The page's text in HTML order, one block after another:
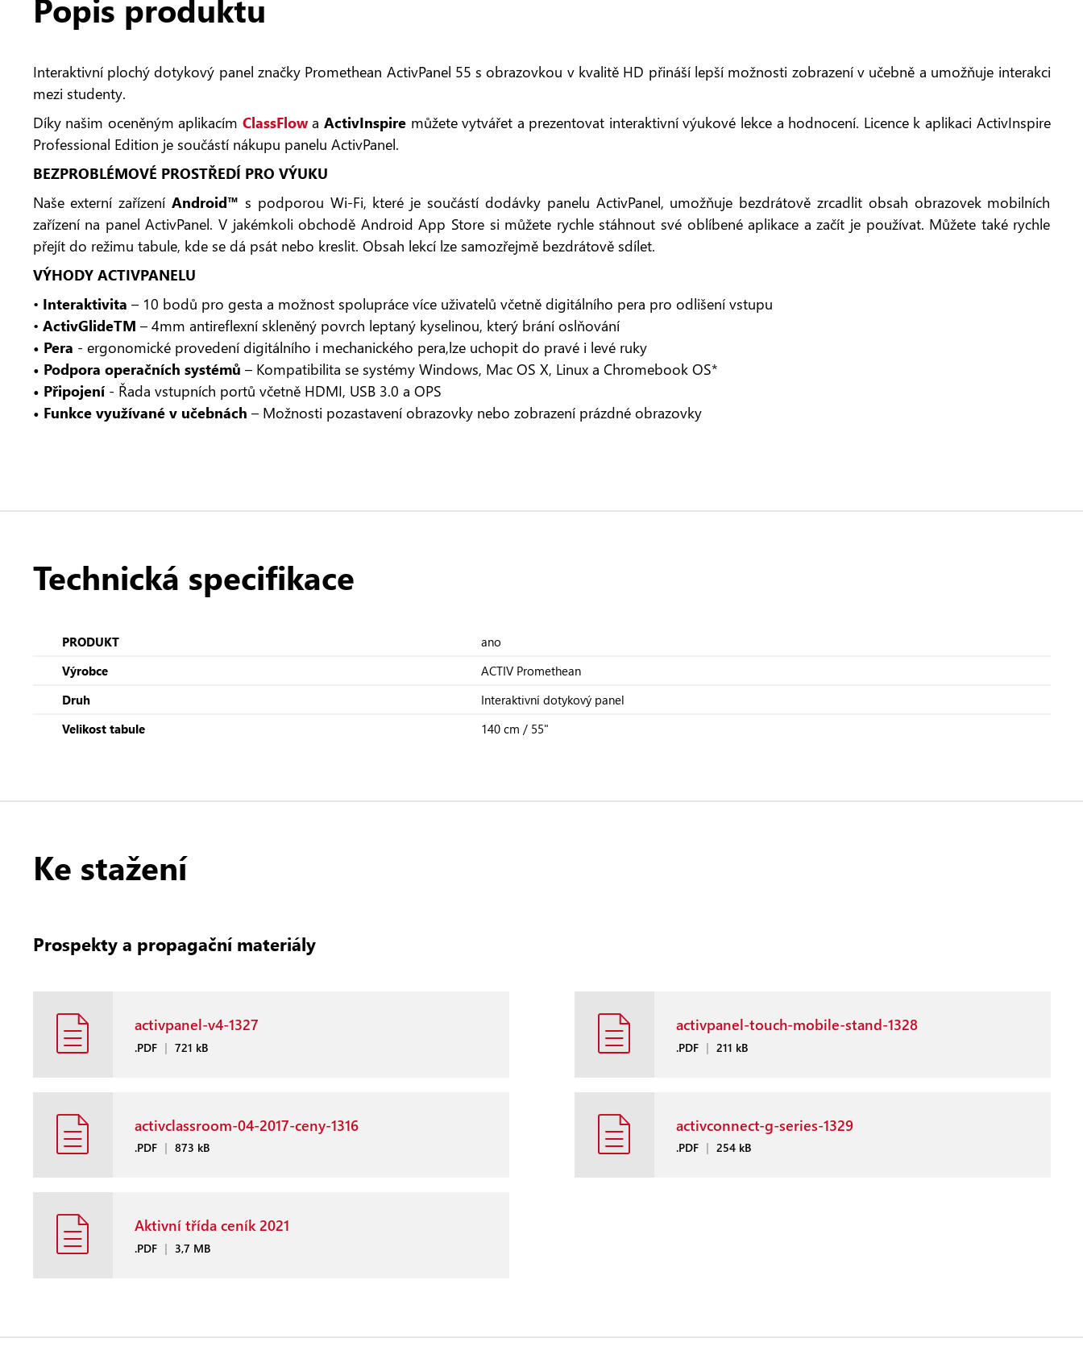
Popis produktu
Interaktivní plochý dotykový panel značky Promethean ActivPanel 55 s obrazovkou v kvalitě HD přináší lepší možnosti zobrazení v učebně a umožňuje interakci
mezi studenty.
Díky našim oceněným aplikacím ClassFlowa ActivInspire můžete vytvářet a prezentovat interaktivní výukové lekce a hodnocení. Licence k aplikaci ActivInspire
Professional Edition je součástí nákupu panelu ActivPanel.
BEZPROBLÉMOVÉ PROSTŘEDÍ PRO VÝUKU
Naše externí zařízení Android™ s podporou Wi-Fi, které je součástí dodávky panelu ActivPanel, umožňuje bezdrátově zrcadlit obsah obrazovek mobilních
zařízení na panel ActivPanel. V jakémkoli obchodě Android App Store si můžete rychle stáhnout své oblíbené aplikace a začít je používat. Můžete také rychle
přejít do režimu tabule, kde se dá psát nebo kreslit. Obsah lekcí lze samozřejmě bezdrátově sdílet.
VÝHODY ACTIVPANELU
• Interaktivita – 10 bodů pro gesta a možnost spolupráce více uživatelů včetně digitálního pera pro odlišení vstupu
• ActivGlideTM – 4mm antireflexní skleněný povrch leptaný kyselinou, který brání oslňování
• Pera - ergonomické provedení digitálního i mechanického pera,lze uchopit do pravé i levé ruky
• Podpora operačních systémů – Kompatibilita se systémy Windows, Mac OS X, Linux a Chromebook OS*
• Připojení- Řada vstupních portů včetně HDMI, USB 3.0 a OPS
• Funkce využívané v učebnách – Možnosti pozastavení obrazovky nebo zobrazení prázdné obrazovky
Technická specifikace
PRODUKT
ano
Výrobce
ACTIV Promethean
Druh
Interaktivní dotykový panel
Velikost tabule
140 cm / 55"
Ke stažení
Prospekty a propagační materiály
activpanel-v4-1327
.PDF | 721 kB
activpanel-touch-mobile-stand-1328
.PDF | 211 kB
activclassroom-04-2017-ceny-1316
.PDF | 873 kB
activconnect-g-series-1329
.PDF | 254 kB
Aktivní třída ceník 2021
.PDF | 3,7 MB